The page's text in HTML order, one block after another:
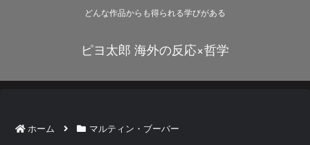
どんな作品からも得られる学びがある
ピヨ太郎 海外の反応×哲学
ホーム マルティン・ブーバー